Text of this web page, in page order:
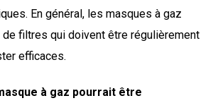
En général, les masques à gaz
filtres qui doivent être régulièrement
efficaces.
à gaz pourrait être